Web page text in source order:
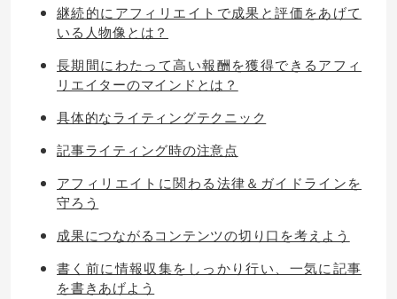
継続的にアフィリエイトで成果と評価をあげて
いる人物像とは？
長期間にわたって高い報酬を獲得できるアフィ
リエイターのマインドとは？
具体的なライティングテクニック
記事ライティング時の注意点
アフィリエイトに関わる法律＆ガイドラインを
守ろう
成果につながるコンテンツの切り口を考えよう
書く前に情報収集をしっかり行い、一気に記事
を書きあげよう